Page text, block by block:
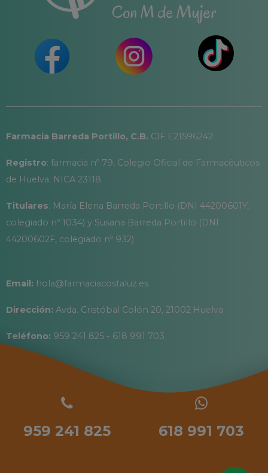
Farmacia Barreda Portillo, C.B. CIF E21596242
Registro: farmacia nº 79, Colegio Oficial de Farmacéuticos
de Huelva. NICA 23118
Titulares: María Elena Barreda Portillo (DNI 44200601Y,
colegiado nº 1034) y Susana Barreda Portillo (DNI
44200602F, colegiado nº 932)
Email: hola@farmaciacostaluz.es
Dirección: Avda. Cristóbal Colón 20, 21002 Huelva
Teléfono: 959 241 825 - 618 991 703
959 241 825 618 991 703